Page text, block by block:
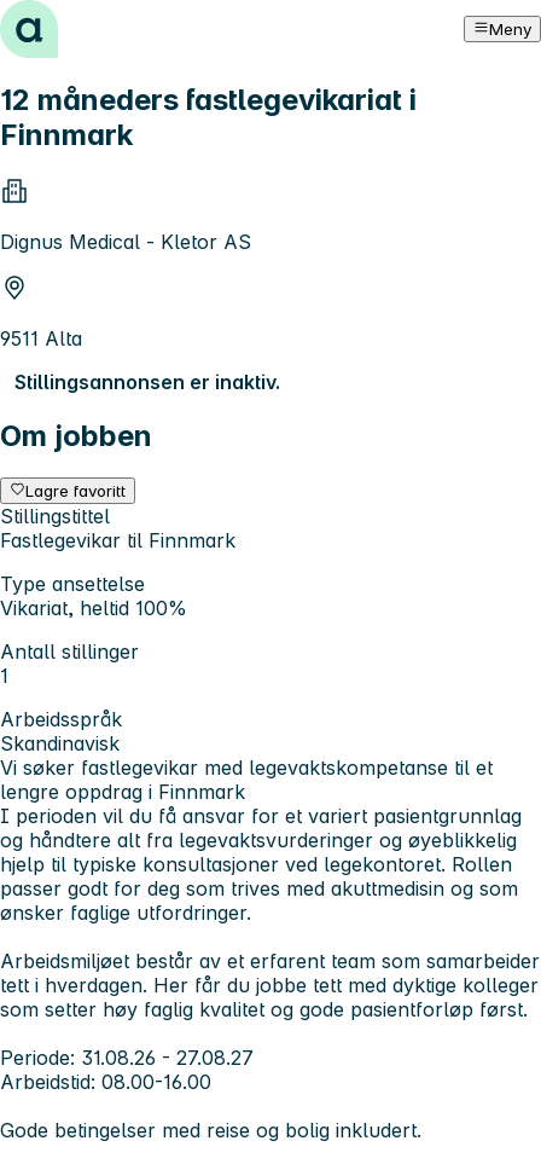
Hopp til innhold Meny
12 måneders fastlegevikariat i
Finnmark
Dignus Medical - Kletor AS
9511 Alta
Stillingsannonsen er inaktiv.
Om jobben
Lagre favoritt
Stillingstittel
Fastlegevikar til Finnmark
Type ansettelse
Vikariat, heltid 100%
Antall stillinger
1
Arbeidsspråk
Skandinavisk
Vi søker fastlegevikar med legevaktskompetanse til et
lengre oppdrag i Finnmark
I perioden vil du få ansvar for et variert pasientgrunnlag
og håndtere alt fra legevaktsvurderinger og øyeblikkelig
hjelp til typiske konsultasjoner ved legekontoret. Rollen
passer godt for deg som trives med akuttmedisin og som
ønsker faglige utfordringer.
Arbeidsmiljøet består av et erfarent team som samarbeider
tett i hverdagen. Her får du jobbe tett med dyktige kolleger
som setter høy faglig kvalitet og gode pasientforløp først.
Periode: 31.08.26 - 27.08.27
Arbeidstid: 08.00-16.00
Gode betingelser med reise og bolig inkludert.